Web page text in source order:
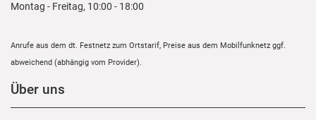
Montag - Freitag, 10:00 - 18:00
Anrufe aus dem dt. Festnetz zum Ortstarif, Preise aus dem Mobilfunknetz ggf.
abweichend (abhängig vom Provider).
Über uns